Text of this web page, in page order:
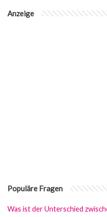
Anzeige
Populäre Fragen
Was ist der Unterschied